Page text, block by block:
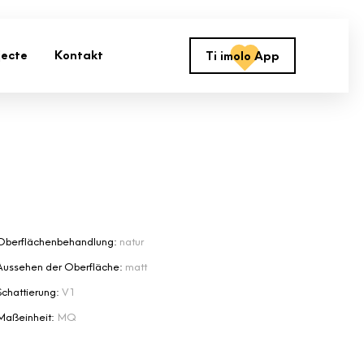
Kontakt Ti imolo App
natur
der Oberfläche: matt
V1
MQ